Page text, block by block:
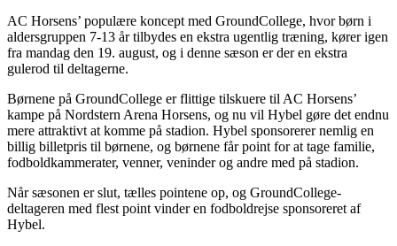
AC Horsens’ populære koncept med GroundCollege, hvor børn i
aldersgruppen 7-13 år tilbydes en ekstra ugentlig træning, kører igen
fra mandag den 19. august, og i denne sæson er der en ekstra
gulerod til deltagerne.
Børnene på GroundCollege er flittige tilskuere til AC Horsens’
kampe på Nordstern Arena Horsens, og nu vil Hybel gøre det endnu
mere attraktivt at komme på stadion. Hybel sponsorerer nemlig en
billig billetpris til børnene, og børnene får point for at tage familie,
fodboldkammerater, venner, veninder og andre med på stadion.
Når sæsonen er slut, tælles pointene op, og GroundCollege-
deltageren med flest point vinder en fodboldrejse sponsoreret af
Hybel.